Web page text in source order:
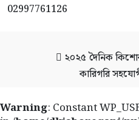
02997761126
২০২৫দৈনিক
কারিগরি
Warning: Constant